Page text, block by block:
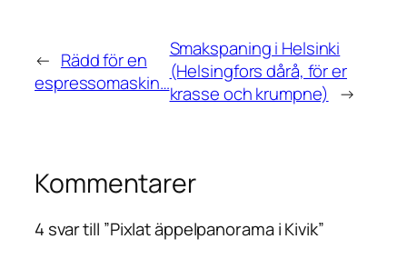
← Rädd för en
espressomaskin…
Smakspaning i Helsinki
(Helsingfors dårå, för er
krasse och krumpne) →
Kommentarer
4 svar till ”Pixlat äppelpanorama i Kivik”